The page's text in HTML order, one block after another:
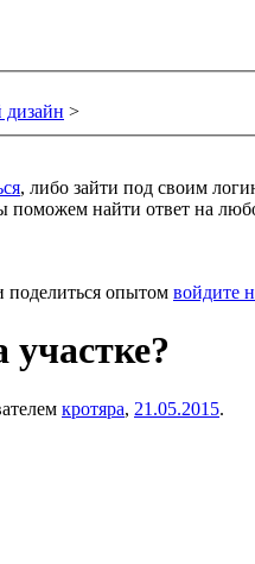
>
, либо зайти под своим
поможем найти ответ на
поделиться опытом войдите
кротяра, 21.05.2015.